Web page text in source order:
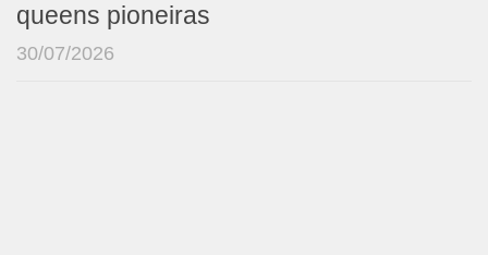
queens pioneiras
30/07/2026